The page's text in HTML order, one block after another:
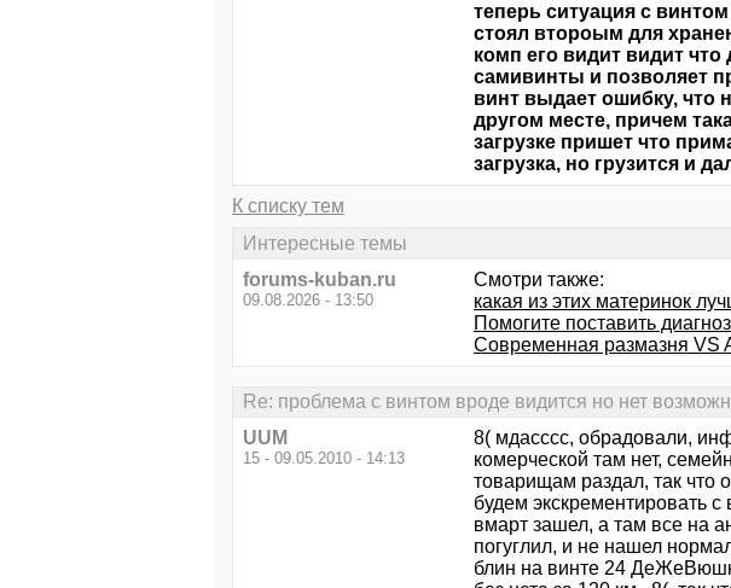
теперь ситуация с
стоял второым для
комп его видит видит
самивинты и позволяет
винт выдает ошибку, что
другом месте, причем
загрузке пришет что
загрузка, но грузится и
К списку тем
Интересные темы
forums-kuban.ru
09.08.2026 - 13:50
Смотри также:
какая из этих материнок
Помогите поставить диагноз
Современная размазня VS
Re: проблема с винтом вроде видится но нет
UUM
15 - 09.05.2010 - 14:13
8( мдасссс, обрадовали,
комерческой там нет,
товарищам раздал, так что
будем экскрементировать
вмарт зашел, а там все на
погуглил, и не нашел
блин на винте 24